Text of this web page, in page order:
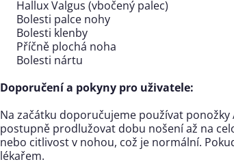
Hallux Valgus (vbočený palec)
Bolesti palce nohy
Bolesti klenby
Příčně plochá noha
Bolesti nártu
Doporučení a pokyny pro uživatele:
Na začátku doporučujeme používat ponožky
postupně prodlužovat dobu nošení až na
nebo citlivost v nohou, což je normální.
lékařem.